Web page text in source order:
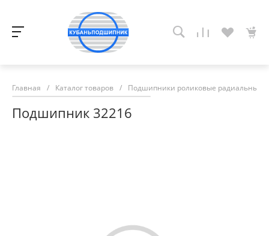
Главная / Каталог товаров / Подшипники роликовые радиальные
Подшипник 32216